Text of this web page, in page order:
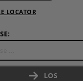
LOCATOR
LOS